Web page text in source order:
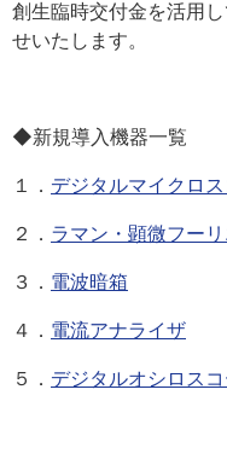
創生臨時交付金を活用
せいたします。
◆新規導入機器一覧
１． デジタルマイクロ
２． ラマン・顕微フー
３． 電波暗箱
４． 電流アナライザ
５． デジタルオシロス